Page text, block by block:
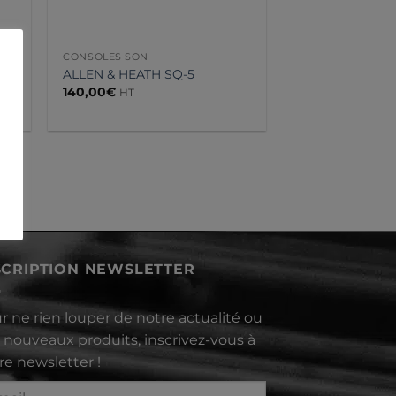
CONSOLES SON
ALLEN & HEATH SQ-5
140,00€ HT
NEWSLETTER
ne rien louper de notre actualité ou
nouveaux produits, inscrivez-vous à
newsletter !